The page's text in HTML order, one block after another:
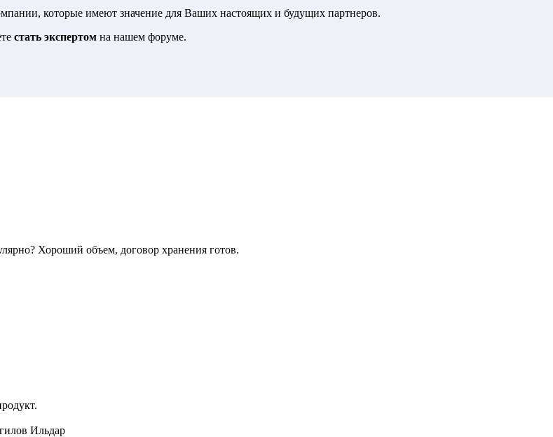
которые имеют значение для Ваших настоящих и будущих партнеров.
стать экспертом на нашем форуме.
Хороший объем, договор хранения готов.
Ильдар